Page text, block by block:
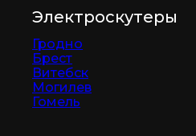
Электроскутеры
Гродно
Брест
Витебск
Могилев
Гомель